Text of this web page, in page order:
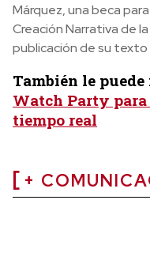
Márquez, una beca
Creación Narrativa de
publicación de su texto
También le
Watch Party
tiempo real
+